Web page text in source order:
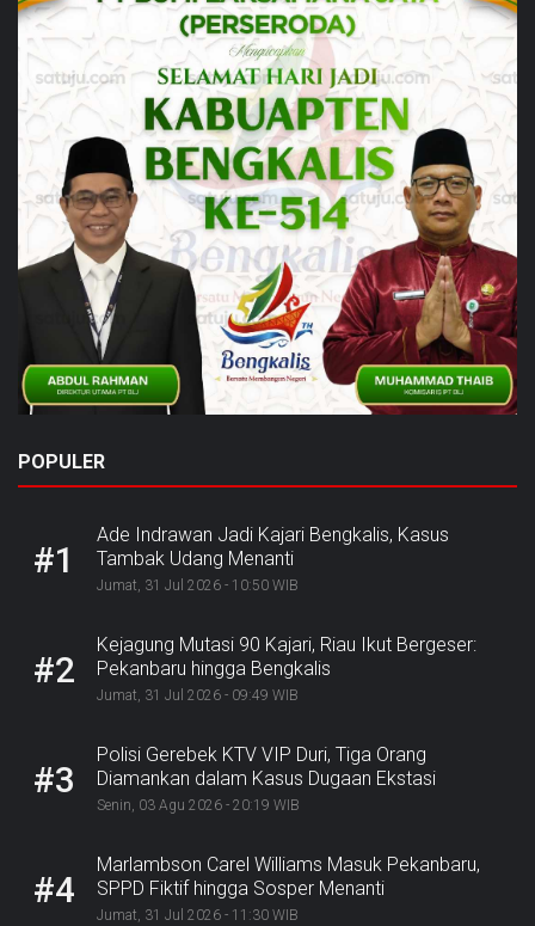
POPULER
#1
Ade Indrawan Jadi Kajari Bengkalis, Kasus
Tambak Udang Menanti
Jumat, 31 Jul 2026 - 10:50 WIB
#2
Kejagung Mutasi 90 Kajari, Riau Ikut Bergeser:
Pekanbaru hingga Bengkalis
Jumat, 31 Jul 2026 - 09:49 WIB
#3
Polisi Gerebek KTV VIP Duri, Tiga Orang
Diamankan dalam Kasus Dugaan Ekstasi
Senin, 03 Agu 2026 - 20:19 WIB
#4
Marlambson Carel Williams Masuk Pekanbaru,
SPPD Fiktif hingga Sosper Menanti
Jumat, 31 Jul 2026 - 11:30 WIB